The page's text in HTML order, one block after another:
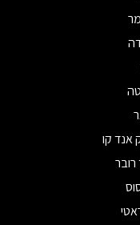
אנד קו
רובר